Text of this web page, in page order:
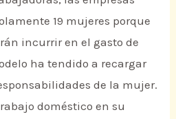
19 mujeres porque
incurrir en el gasto de
ha tendido a recargar
de la mujer.
doméstico en su